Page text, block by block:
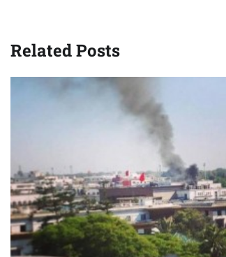
l’article
Related Posts